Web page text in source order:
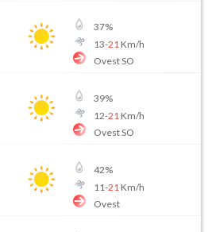
37%
13-21 Km/h
Ovest SO
39%
12-21 Km/h
Ovest SO
42%
11-21 Km/h
Ovest